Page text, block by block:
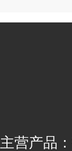
主营产品